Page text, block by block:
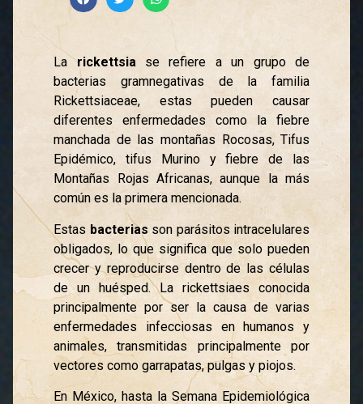
Larickettsia se refiere a un grupo de
bacterias gramnegativas de la familia
Rickettsiaceae, estas pueden causar
diferentes enfermedades como la fiebre
manchada de las montañas Rocosas, Tifus
Epidémico, tifus Murino y fiebre de las
Montañas Rojas Africanas, aunque la más
común es la primera mencionada.
Estas bacterias son parásitos intracelulares
obligados, lo que significa que solo pueden
crecer y reproducirse dentro de las células
de un huésped. La rickettsiaes conocida
principalmente por ser la causa de varias
enfermedades infecciosas en humanos y
animales, transmitidas principalmente por
vectores como garrapatas, pulgas y piojos.
En México, hasta la Semana Epidemiológica